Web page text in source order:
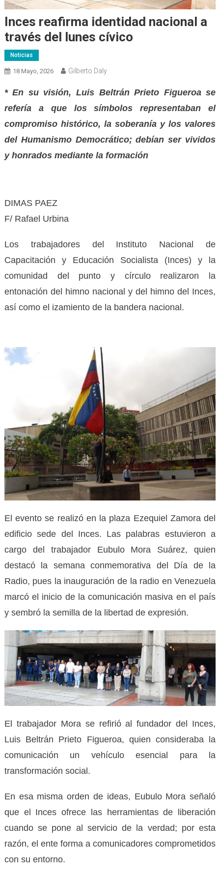
Inces reafirma identidad nacional a
través del lunes cívico
Noticias
18 Mayo, 2026 Gilberto Daly
* En su visión, Luis Beltrán Prieto Figueroa se
refería a que los símbolos representaban el
compromiso histórico, la soberanía y los valores
del Humanismo Democrático; debían ser vividos
y honrados mediante la formación
DIMAS PAEZ
F/ Rafael Urbina
Los trabajadores del Instituto Nacional de
Capacitación y Educación Socialista (Inces) y la
comunidad del punto y círculo realizaron la
entonación del himno nacional y del himno del Inces,
así como el izamiento de la bandera nacional.
El evento se realizó en la plaza Ezequiel Zamora del
edificio sede del Inces. Las palabras estuvieron a
cargo del trabajador Eubulo Mora Suárez, quien
destacó la semana conmemorativa del Día de la
Radio, pues la inauguración de la radio en Venezuela
marcó el inicio de la comunicación masiva en el país
y sembró la semilla de la libertad de expresión.
El trabajador Mora se refirió al fundador del Inces,
Luis Beltrán Prieto Figueroa, quien consideraba la
comunicación un vehículo esencial para la
transformación social.
En esa misma orden de ideas, Eubulo Mora señaló
que el Inces ofrece las herramientas de liberación
cuando se pone al servicio de la verdad; por esta
razón, el ente forma a comunicadores comprometidos
con su entorno.